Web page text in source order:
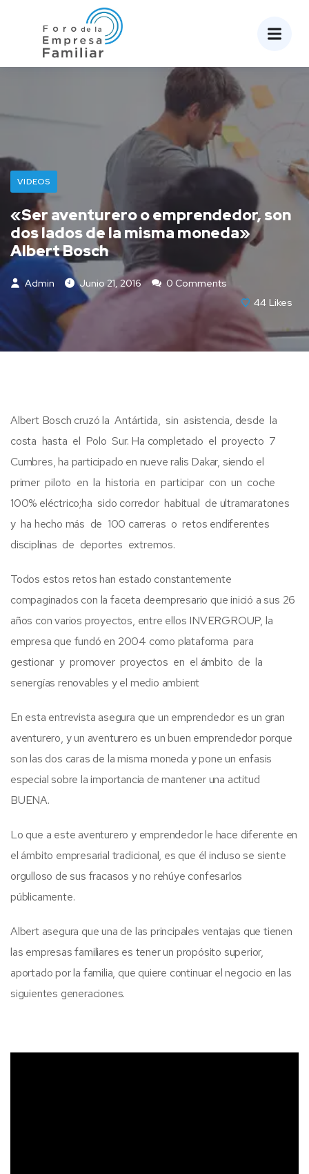
VIDEOS
«Ser aventurero o emprendedor, son
dos lados de la misma moneda»
Albert Bosch
Admin Junio 21, 2016
0 Comments
44 Likes
Albert Bosch cruzó la Antártida, sin asistencia, desde la
costa hasta el Polo Sur. Ha completado el proyecto 7
Cumbres, ha participado en nueve ralis Dakar, siendo el
primer piloto en la historia en participar con un coche
100% eléctrico;ha sido corredor habitual de ultramaratones
y ha hecho más de 100 carreras o retos endiferentes
disciplinas de deportes extremos.
Todos estos retos han estado constantemente
compaginados con la faceta deempresario que inició a sus 26
años con varios proyectos, entre ellos INVERGROUP, la
empresa que fundó en 2004 como plataforma para
gestionar y promover proyectos en el ámbito de la
senergías renovables y el medio ambient
En esta entrevista asegura que un emprendedor es un gran
aventurero, y un aventurero es un buen emprendedor porque
son las dos caras de la misma moneda y pone un enfasis
especial sobre la importancia de mantener una actitud
BUENA.
Lo que a este aventurero y emprendedor le hace diferente en
el ámbito empresarial tradicional, es que él incluso se siente
orgulloso de sus fracasos y no rehúye confesarlos
públicamente.
Albert asegura que una de las principales ventajas que tienen
las empresas familiares es tener un propósito superior,
aportado por la familia, que quiere continuar el negocio en las
siguientes generaciones.